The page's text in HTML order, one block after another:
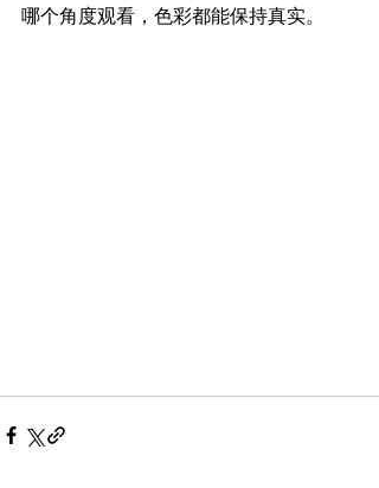
哪个角度观看，色彩都能保持真实。